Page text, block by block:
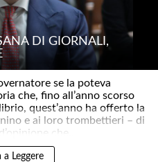
DI GIORNALI,
se la poteva
che, fino all’anno scorso
quest’anno ha offerto la
e ai loro trombettieri – di
che..
Leggere